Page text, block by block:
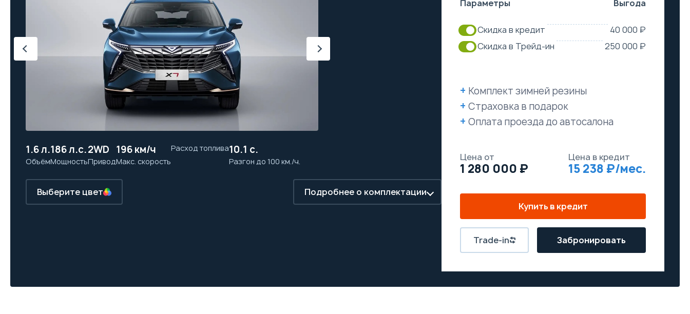
1.6 л.
Объём
186 л.с.
Мощность
2WD
Привод
196 км/ч
Макс. скорость
Расход топлива10.1 с.
Разгон до 100 км./ч.
Выберите цвет Подробнее о комплектации
Параметры Выгода
Скидка в кредит
40 000 ₽
Скидка в Трейд-ин
250 000 ₽
Комплект зимней резины
Страховка в подарок
Оплата проезда до автосалона
Цена от
1 280 000
Цена в кредит
15 238
Купить в кредит
Trade-in Забронировать